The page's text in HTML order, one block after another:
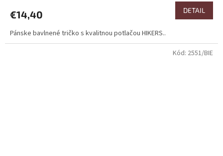
€14,40 DETAIL
Pánske bavlnené tričko s kvalitnou potlačou HIKERS..
Kód: 2551/BIE